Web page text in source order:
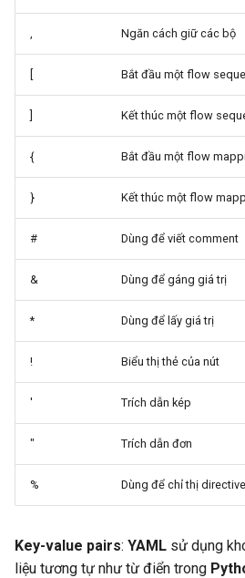
Ngăn cách giữ các bộ
[ Bắt đầu một flow
] Kết thúc một flow
{ Bắt đầu một flow
} Kết thúc một flow
# Dùng để viết comment
& Dùng để gáng giá trị
* Dùng để lấy giá trị
! Biểu thị thẻ của nút
' Trích dẫn kép
" Trích dẫn đơn
% Dùng để chỉ thị
Key-value pairs: YAML sử dụng
liệu tương tự như từ điển trong